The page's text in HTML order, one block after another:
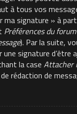
à tous vos
ma signature » à
Préférences du
). Par la suite,
signature d’être
la case Attacher
rédaction de